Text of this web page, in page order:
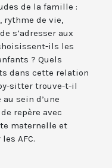
de la famille :
rythme de vie,
s’adresser aux
ils les
? Quels
dans cette relation
sitter trouve-t-il
sein d’une
repère avec
maternelle et
AFC.